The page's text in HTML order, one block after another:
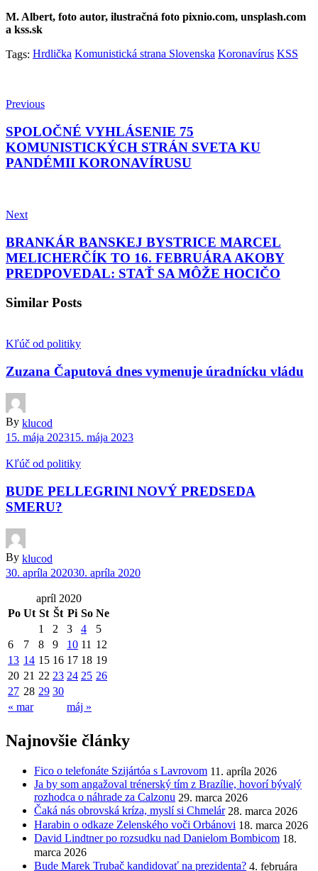
M. Albert, foto autor, ilustračná foto pixnio.com, unsplash.com
a kss.sk
Tags: Hrdlička Komunistická strana Slovenska Koronavírus KSS
Previous
SPOLOČNÉ VYHLÁSENIE 75
KOMUNISTICKÝCH STRÁN SVETA KU
PANDÉMII KORONAVÍRUSU
Next
BRANKÁR BANSKEJ BYSTRICE MARCEL
MELICHERČÍK TO 16. FEBRUÁRA AKOBY
PREDPOVEDAL: STAŤ SA MÔŽE HOCIČO
Similar Posts
Kľúč od politiky
Zuzana Čaputová dnes vymenuje úradnícku vládu
By klucod
15. mája 202315. mája 2023
Kľúč od politiky
BUDE PELLEGRINI NOVÝ PREDSEDA
SMERU?
By klucod
30. apríla 202030. apríla 2020
apríl 2020
Po Ut St Št Pi So Ne
« mar máj »
1 2 3 4
5
6
7 8 9 10 11 12
13 14 15 16 17 18 19
20 21 22 23 24 25 26
27 28 29 30
Najnovšie články
Fico o telefonáte Szijártóa s Lavrovom 11. apríla 2026
Ja by som angažoval trénerský tím z Brazílie, hovorí bývalý
rozhodca o náhrade za Calzonu 29. marca 2026
Čaká nás obrovská kríza, myslí si Chmelár 28. marca 2026
Harabin o odkaze Zelenského voči Orbánovi 18. marca 2026
David Lindtner po rozsudku nad Danielom Bombicom 18.
marca 2026
Bude Marek Trubač kandidovať na prezidenta? 4. februára